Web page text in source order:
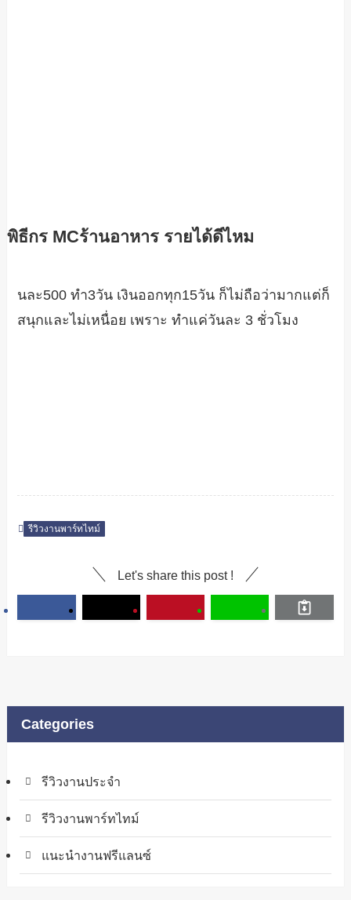
พิธีกร MCร้านอาหาร รายได้ดีไหม
นละ500 ทำ3วัน เงินออกทุก15วัน ก็ไม่ถือว่ามากแต่ก็
สนุกและไม่เหนื่อย เพราะ ทำแค่วันละ 3 ชั่วโมง
รีวิวงานพาร์ทไทม์
Let's share this post !
Categories
รีวิวงานประจำ
รีวิวงานพาร์ทไทม์
แนะนำงานฟรีแลนซ์